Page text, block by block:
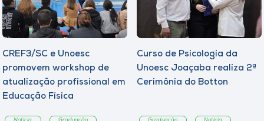
CREF3/SC e Unoesc
promovem workshop de
atualização profissional em
Educação Física
Curso de Psicologia da
Unoesc Joaçaba realiza 2ª
Cerimônia do Botton